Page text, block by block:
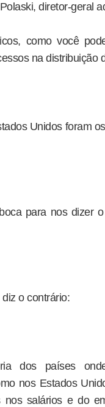
diretor-geral
como você
na distribuição
Unidos foram
para nos dizer
o contrário:
dos países
nos Estados
nos salários e do